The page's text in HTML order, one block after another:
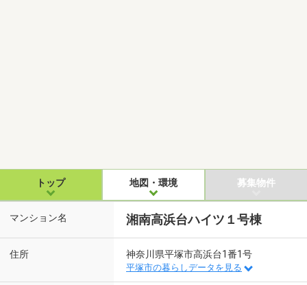
トップ 地図・環境 募集物件
マンション名 湘南高浜台ハイツ１号棟
住所 神奈川県平塚市高浜台1番1号
平塚市の暮らしデータを見る